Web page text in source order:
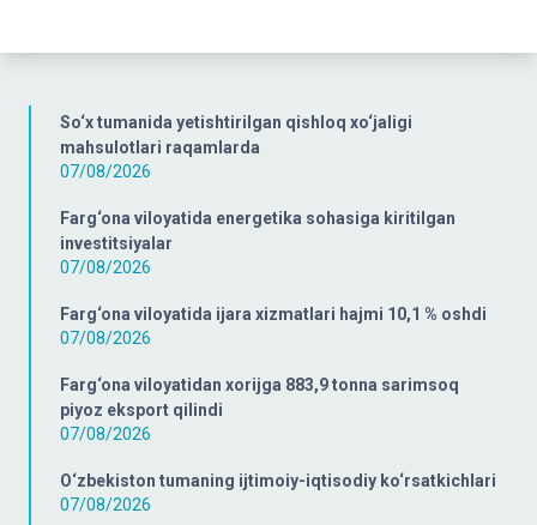
So‘x tumanida yetishtirilgan qishloq xo‘jaligi
mahsulotlari raqamlarda
07/08/2026
Farg‘ona viloyatida energetika sohasiga kiritilgan
investitsiyalar
07/08/2026
Farg‘ona viloyatida ijara xizmatlari hajmi 10,1 % oshdi
07/08/2026
Farg‘ona viloyatidan xorijga 883,9 tonna sarimsoq
piyoz eksport qilindi
07/08/2026
O‘zbekiston tumaning ijtimoiy-iqtisodiy ko‘rsatkichlari
07/08/2026